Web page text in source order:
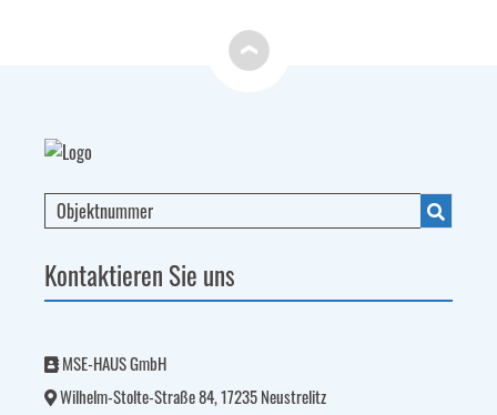
Kontaktieren Sie uns
MSE-HAUS GmbH
Wilhelm-Stolte-Straße 84, 17235 Neustrelitz